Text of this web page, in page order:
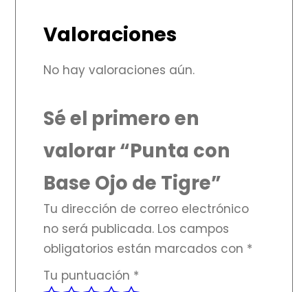
Valoraciones
No hay valoraciones aún.
Sé el primero en
valorar “Punta con
Base Ojo de Tigre”
Tu dirección de correo electrónico
no será publicada. Los campos
obligatorios están marcados con *
Tu puntuación *